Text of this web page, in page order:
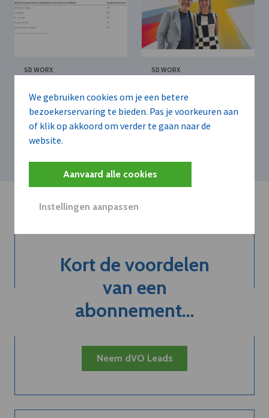
We gebruiken cookies om je een betere
bezoekerservaring te bieden. Pas je voorkeuren aan
of klik op akkoord om verder te gaan naar de
website.
Aanvaard alle cookies
Instellingen aanpassen
SD WORX
werknemers hebben
gemiddeld dertien
dagen vakantie
nodig om te
recupereren
SD WORX
positie in Italië met
overname van HR
Service
Kort de voordelen
van een
abonnement...
Neem dVO Leads